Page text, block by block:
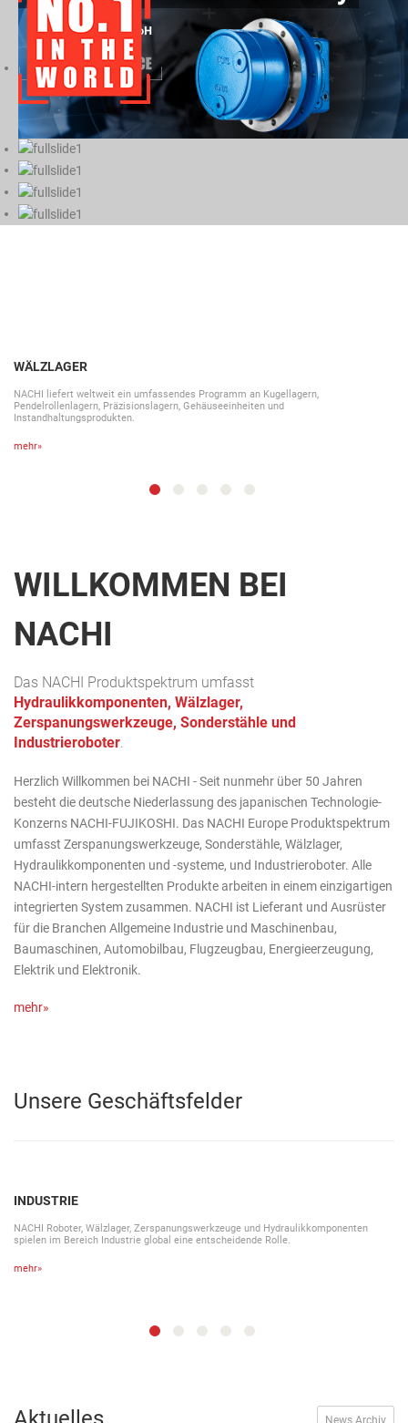
WÄLZLAGER
NACHI liefert weltweit ein umfassendes Programm an Kugellagern,
Pendelrollenlagern, Präzisionslagern, Gehäuseeinheiten und
Instandhaltungsprodukten.
mehr»
WILLKOMMEN BEI
NACHI
Das NACHI Produktspektrum umfasst
Hydraulikkomponenten, Wälzlager,
Zerspanungswerkzeuge, Sonderstähle und
Industrieroboter
Herzlich Willkommen bei NACHI - Seit nunmehr über 50 Jahren
besteht die deutsche Niederlassung des japanischen Technologie-
Konzerns NACHI-FUJIKOSHI. Das NACHI Europe Produktspektrum
umfasst Zerspanungswerkzeuge, Sonderstähle, Wälzlager,
Hydraulikkomponenten und -systeme, und Industrieroboter. Alle
NACHI-intern hergestellten Produkte arbeiten in einem einzigartigen
integrierten System zusammen. NACHI ist Lieferant und Ausrüster
für die Branchen Allgemeine Industrie und Maschinenbau,
Baumaschinen, Automobilbau, Flugzeugbau, Energieerzeugung,
Elektrik und Elektronik.
mehr»
Unsere Geschäftsfelder
INDUSTRIE
NACHI Roboter, Wälzlager, Zerspanungswerkzeuge und Hydraulikkomponenten
spielen im Bereich Industrie global eine entscheidende Rolle.
mehr»
News Archiv